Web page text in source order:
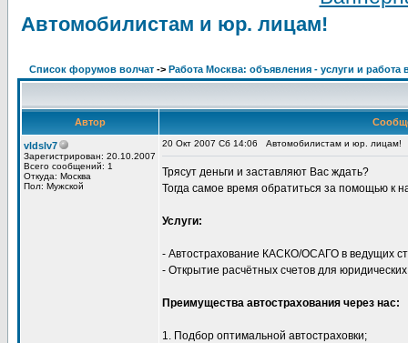
Автомобилистам и юр. лицам!
Список форумов волчат -> Работа Москва: объявления - услуги и работа
Автор
vldslv7
Зарегистрирован: 20.10.2007
Всего сообщений: 1
Откуда: Москва
Пол: Мужской
20 Окт 2007 Сб 14:06 Автомобилистам и юр. лицам!
Трясут деньги и заставляют Вас ждать?
Тогда самое время обратиться за помощью к
Услуги:
- Автострахование КАСКО/ОСАГО в ведущих
- Открытие расчётных счетов для
Преимущества автострахования через нас:
1. Подбор оптимальной автостраховки;